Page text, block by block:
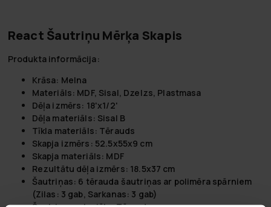
React Šautriņu Mērķa Skapis
Produkta informācija:
Krāsa: Melna
Materiāls: MDF, Sisal, Dzelzs, Plastmasa
Dēļa izmērs: 18'x1/2'
Dēļa materiāls: Sisal B
Tīkla materiāls: Tērauds
Skapja izmērs: 52.5x55x9 cm
Skapja materiāls: MDF
Rezultātu dēļa izmērs: 18.5x37 cm
Šautriņas: 6 tērauda šautriņas ar polimēra spārniem
(Zilas: 3 gab, Sarkanas: 3 gab)